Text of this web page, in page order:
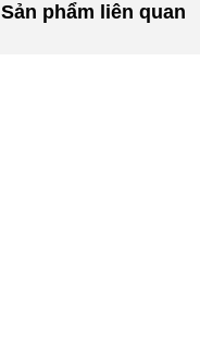
Sản phẩm liên quan